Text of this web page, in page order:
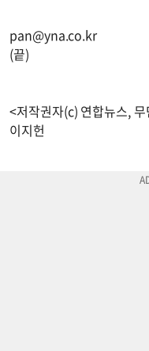
pan@yna.co.kr
(끝)
<저작권자(c) 연합뉴스,
이지헌